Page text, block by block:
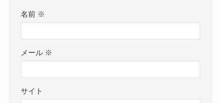
名前 ※
メール ※
サイト